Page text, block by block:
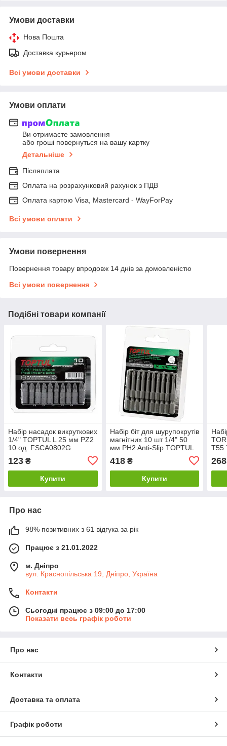
Умови доставки
Нова Пошта
Доставка курьером
Всі умови доставки
Умови оплати
Ви отримаєте замовлення
або гроші повернуться на вашу картку
Детальніше
Післяплата
Оплата на розрахунковий рахунок з ПДВ
Оплата картою Visa, Mastercard - WayForPay
Всі умови оплати
Умови повернення
Повернення товару впродовж 14 днів за домовленістю
Всі умови повернення
Подібні товари компанії
Набір насадок викруткових
1/4" TOPTUL L 25 мм PZ2
10 од. FSCA0802G
123 ₴
Купити
Набір біт для шурупокрутів
магнітних 10 шт 1/4" 50
мм PH2 Anti-Slip TOPTUL
418₴
Купити
T55
268
Про нас
98% позитивних з 61 відгука за рік
Працює з 21.01.2022
м. Дніпро
вул. Краснопільська 19, Дніпро, Україна
Контакти
Сьогодні працює з 09:00 до 17:00
Показати весь графік роботи
Про нас
Контакти
Доставка та оплата
Графік роботи